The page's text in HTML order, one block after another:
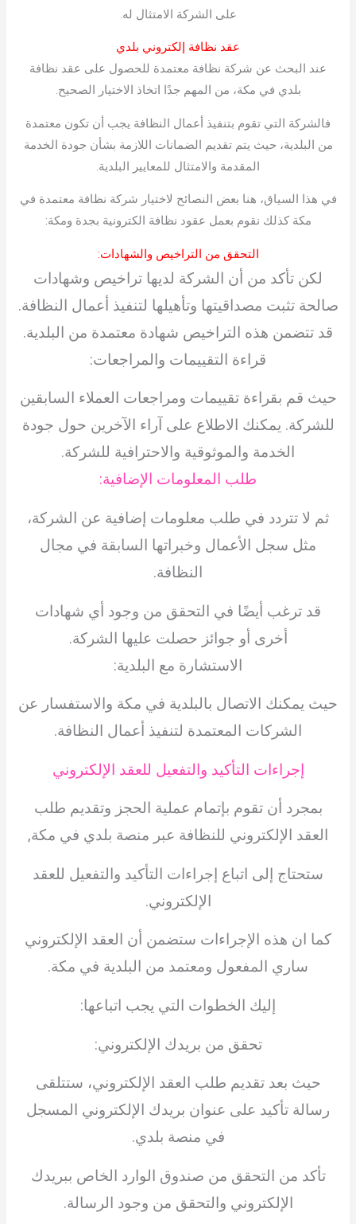
على الشركة الامتثال له.
عقد نظافة إلكتروني بلدي
عند البحث عن شركة نظافة معتمدة للحصول على عقد نظافة
بلدي في مكة، من المهم جدًا اتخاذ الاختيار الصحيح.
فالشركة التي تقوم بتنفيذ أعمال النظافة يجب أن تكون معتمدة
من البلدية، حيث يتم تقديم الضمانات اللازمة بشأن جودة الخدمة
المقدمة والامتثال للمعايير البلدية.
في هذا السياق، هنا بعض النصائح لاختيار شركة نظافة معتمدة في
مكة كذلك نقوم بعمل عقود نظافة الكترونية بجدة ومكة:
التحقق من التراخيص والشهادات:
لكن تأكد من أن الشركة لديها تراخيص وشهادات
صالحة تثبت مصداقيتها وتأهيلها لتنفيذ أعمال النظافة.
قد تتضمن هذه التراخيص شهادة معتمدة من البلدية.
قراءة التقييمات والمراجعات:
حيث قم بقراءة تقييمات ومراجعات العملاء السابقين
للشركة. يمكنك الاطلاع على آراء الآخرين حول جودة
الخدمة والموثوقية والاحترافية للشركة.
طلب المعلومات الإضافية:
ثم لا تتردد في طلب معلومات إضافية عن الشركة،
مثل سجل الأعمال وخبراتها السابقة في مجال
النظافة.
قد ترغب أيضًا في التحقق من وجود أي شهادات
أخرى أو جوائز حصلت عليها الشركة.
الاستشارة مع البلدية:
حيث يمكنك الاتصال بالبلدية في مكة والاستفسار عن
الشركات المعتمدة لتنفيذ أعمال النظافة.
إجراءات التأكيد والتفعيل للعقد الإلكتروني
بمجرد أن تقوم بإتمام عملية الحجز وتقديم طلب
العقد الإلكتروني للنظافة عبر منصة بلدي في مكة,
ستحتاج إلى اتباع إجراءات التأكيد والتفعيل للعقد
الإلكتروني.
كما ان هذه الإجراءات ستضمن أن العقد الإلكتروني
ساري المفعول ومعتمد من البلدية في مكة.
إليك الخطوات التي يجب اتباعها:
تحقق من بريدك الإلكتروني:
حيث بعد تقديم طلب العقد الإلكتروني، ستتلقى
رسالة تأكيد على عنوان بريدك الإلكتروني المسجل
في منصة بلدي.
تأكد من التحقق من صندوق الوارد الخاص ببريدك
الإلكتروني والتحقق من وجود الرسالة.